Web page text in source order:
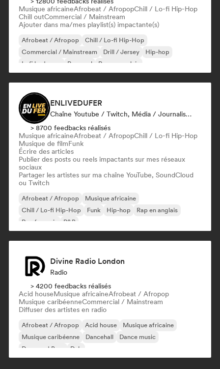
Musique africaineAfrobeat / AfropopChill / Lo-fi Hip-Hop
Chill outCommercial / Mainstream
Ajouter dans ma/mes playlist(s) impactante(s)
Afrobeat / Afropop
Chill / Lo-fi Hip-Hop
Commercial / Mainstream
Drill / Jersey
Hip-hop
Lofi bedroom
Pop soul Rap en anglais
ENLIVEDUFER
Chaîne Youtube / Twitch, Média / Journaliste, Influenceur·euse Sur Les Réseaux Sociaux
> 8700 feedbacks réalisés
Musique africaineAfrobeat / AfropopChill / Lo-fi Hip-Hop
Musique de filmFunk
Écrire des articles
Publier des posts ou reels impactants sur mes réseaux
sociaux
Partager les artistes sur ma chaîne YouTube, SoundCloud
ou Twitch
Afrobeat / Afropop
Musique africaine
Chill / Lo-fi Hip-Hop
Funk Hip-hop
Rap en anglais
Rap francais
R&B
Divine Radio London
Radio
> 4200 feedbacks réalisés
Acid houseMusique africaineAfrobeat / Afropop
Musique caribéenneCommercial / Mainstream
Diffuser des artistes en radio
Afrobeat / Afropop Acid house
Musique africaine
Musique caribéenne
Dancehall
Dance music
Drum and Bass
Dub